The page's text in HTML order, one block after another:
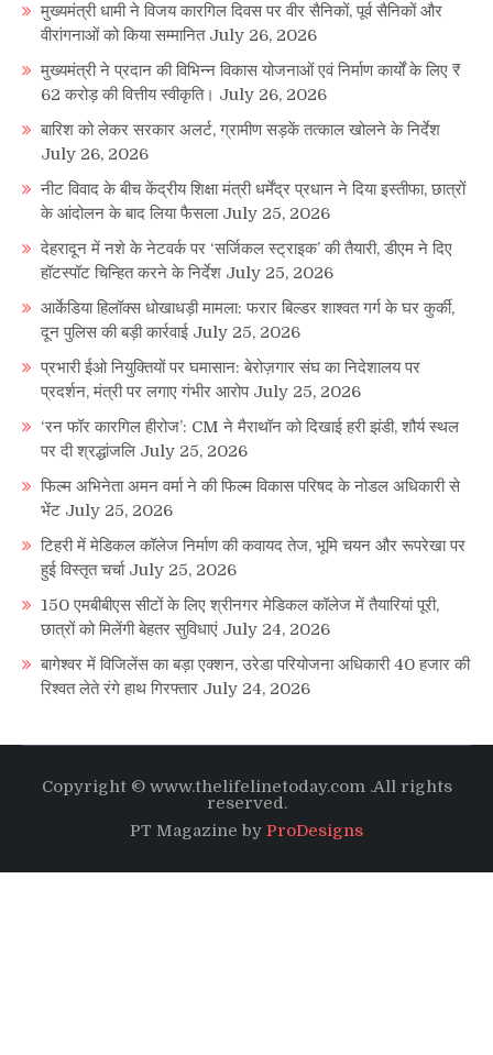
मुख्यमंत्री धामी ने विजय कारगिल दिवस पर वीर सैनिकों, पूर्व सैनिकों और
वीरांगनाओं को किया सम्मानित July 26, 2026
मुख्यमंत्री ने प्रदान की विभिन्न विकास योजनाओं एवं निर्माण कार्यों के लिए ₹
62 करोड़ की वित्तीय स्वीकृति। July 26, 2026
बारिश को लेकर सरकार अलर्ट, ग्रामीण सड़कें तत्काल खोलने के निर्देश
July 26, 2026
नीट विवाद के बीच केंद्रीय शिक्षा मंत्री धर्मेंद्र प्रधान ने दिया इस्तीफा, छात्रों
के आंदोलन के बाद लिया फैसला July 25, 2026
देहरादून में नशे के नेटवर्क पर ‘सर्जिकल स्ट्राइक’ की तैयारी, डीएम ने दिए
हॉटस्पॉट चिन्हित करने के निर्देश July 25, 2026
आर्केडिया हिलॉक्स धोखाधड़ी मामला: फरार बिल्डर शाश्वत गर्ग के घर कुर्की,
दून पुलिस की बड़ी कार्रवाई July 25, 2026
प्रभारी ईओ नियुक्तियों पर घमासान: बेरोज़गार संघ का निदेशालय पर
प्रदर्शन, मंत्री पर लगाए गंभीर आरोप July 25, 2026
‘रन फॉर कारगिल हीरोज’: CM ने मैराथॉन को दिखाई हरी झंडी, शौर्य स्थल
पर दी श्रद्धांजलि July 25, 2026
फिल्म अभिनेता अमन वर्मा ने की फिल्म विकास परिषद के नोडल अधिकारी से
भेंट July 25, 2026
टिहरी में मेडिकल कॉलेज निर्माण की कवायद तेज, भूमि चयन और रूपरेखा पर
हुई विस्तृत चर्चा July 25, 2026
150 एमबीबीएस सीटों के लिए श्रीनगर मेडिकल कॉलेज में तैयारियां पूरी,
छात्रों को मिलेंगी बेहतर सुविधाएं July 24, 2026
बागेश्वर में विजिलेंस का बड़ा एक्शन, उरेडा परियोजना अधिकारी 40 हजार की
रिश्वत लेते रंगे हाथ गिरफ्तार July 24, 2026
Copyright © www.thelifelinetoday.com .All rights
reserved.
PT Magazine by ProDesigns